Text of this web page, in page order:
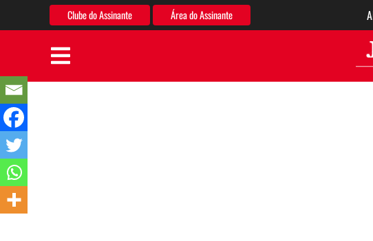
Clube do Assinante Área do Assinante